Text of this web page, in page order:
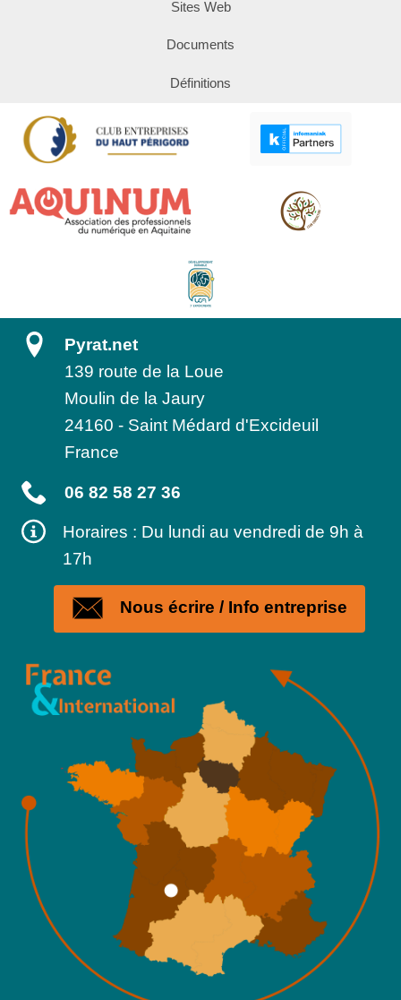
Sites Web
Documents
Définitions
Pyrat.net
139 route de la Loue
Moulin de la Jaury
24160 - Saint Médard d'Excideuil
France
06 82 58 27 36
Horaires : Du lundi au vendredi de 9h à
17h
Nous écrire / Info entreprise